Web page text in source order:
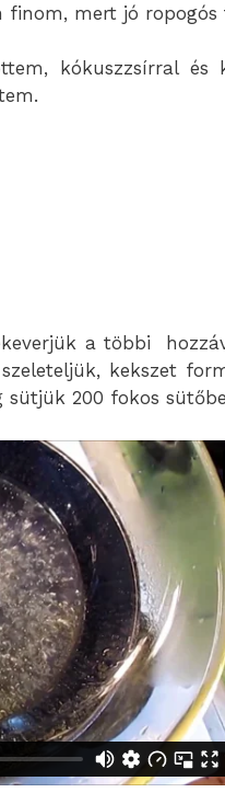
finom, mert jó ropogós
kókuszzsírral és
a többi
kekszet
sütjük 200 fokos